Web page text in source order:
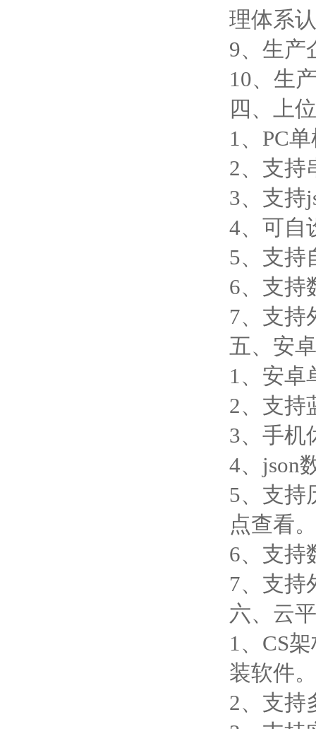
理体系
9、生产
10、生
四、上
1、PC
2、支持
3、支持
4、可自
5、支持
6、支持
7、支持
五、安
1、安卓
2、支持
3、手机
4、json
5、支持
点查看。
6、支持
7、支持
六、云
1、CS
装软件。
2、支持